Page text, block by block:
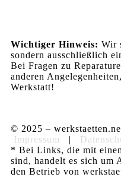
Wichtiger Hinweis: Wir
sondern ausschließlich
Bei Fragen zu
anderen
Werkstatt!
© 2025 –
Impressum
|
* Bei Links, die mit
sind, handelt es sich
den Betrieb von